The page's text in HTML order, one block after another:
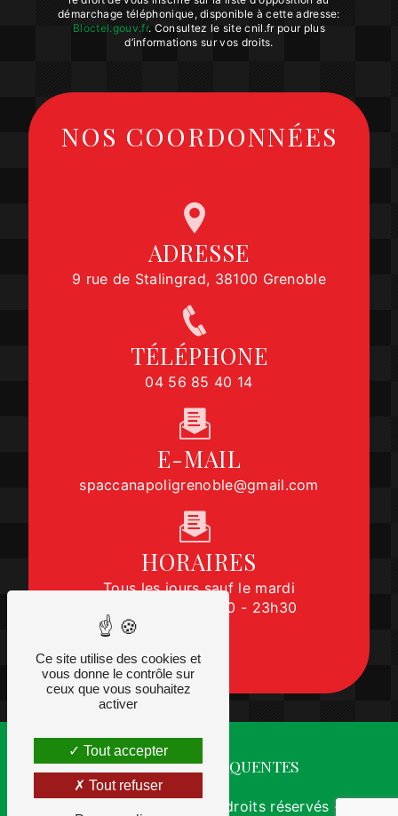
démarchage téléphonique, disponible à cette adresse:
Bloctel.gouv.fr. Consultez le site cnil.fr pour plus
d’informations sur vos droits.
NOS COORDONNÉES
ADRESSE
9 rue de Stalingrad, 38100 Grenoble
TÉLÉPHONE
04 56 85 40 14
E-MAIL
spaccanapoligrenoble@gmail.com
HORAIRES
Tous les jours sauf le mardi
11h - 14h45 | 17h30 - 23h30
RECHERCHES FRÉQUENTES
- 2026 - Tous droits réservés -
Ce site utilise des cookies et
vous donne le contrôle sur
ceux que vous souhaitez
activer
Tout accepter
Tout refuser